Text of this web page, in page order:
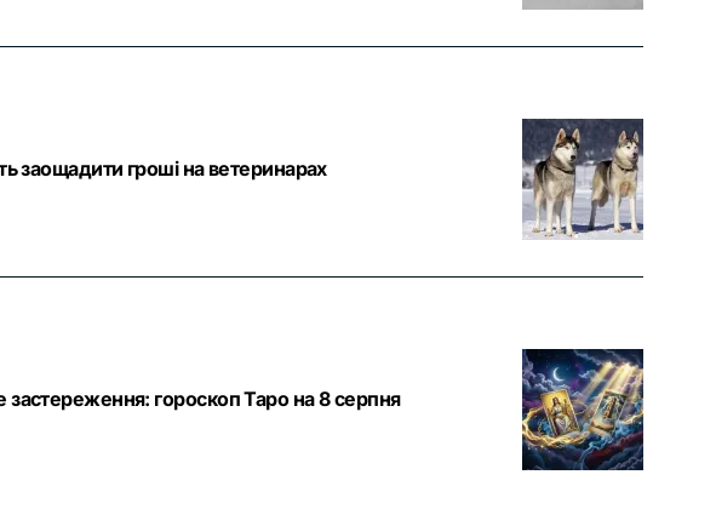
заощадити гроші на ветеринарах
гороскоп Таро на 8 серпня